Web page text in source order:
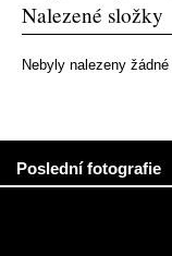
Nalezené složky
Nebyly nalezeny
Poslední fotografie